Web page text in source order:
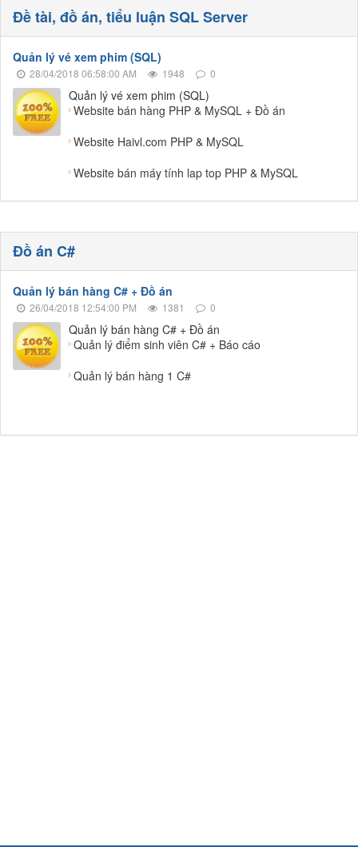
Đề tài, đồ án, tiểu luận SQL Server
Quản lý vé xem phim (SQL)
28/04/2018 06:58:00 AM 1948 0
Quản lý vé xem phim (SQL)
Website bán hàng PHP & MySQL + Đồ án
Website Haivl.com PHP & MySQL
Website bán máy tính lap top PHP & MySQL
Đồ án C#
Quản lý bán hàng C# + Đồ án
26/04/2018 12:54:00 PM 1381 0
Quản lý bán hàng C# + Đồ án
Quản lý điểm sinh viên C# + Báo cáo
Quản lý bán hàng 1 C#